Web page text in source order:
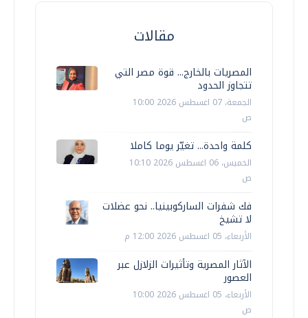
مقالات
المصريات بالخارج... قوة مصر التي
تتجاوز الحدود
الجمعة، 07 اغسطس 2026 10:00
ص
كلمة واحدة... تغيّر يوما كاملا
الخميس، 06 اغسطس 2026 10:10
ص
فك شفرات الساركوبينيا.. نحو عضلات
لا تشيخ
الأربعاء، 05 اغسطس 2026 12:00 م
الآثار المصرية وتأثيرات الزلازل عبر
العصور
الأربعاء، 05 اغسطس 2026 10:00
ص